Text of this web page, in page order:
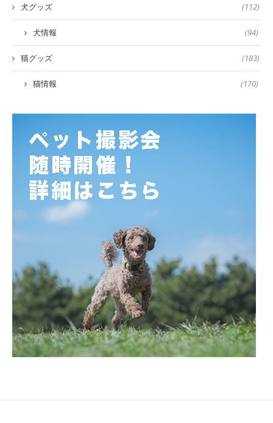
犬グッズ (112)
犬情報 (94)
猫グッズ (183)
猫情報 (170)